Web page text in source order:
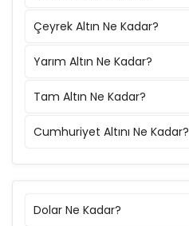
Çeyrek Altın Ne Kadar?
Yarım Altın Ne Kadar?
Tam Altın Ne Kadar?
Cumhuriyet Altını Ne Kadar?
Dolar Ne Kadar?